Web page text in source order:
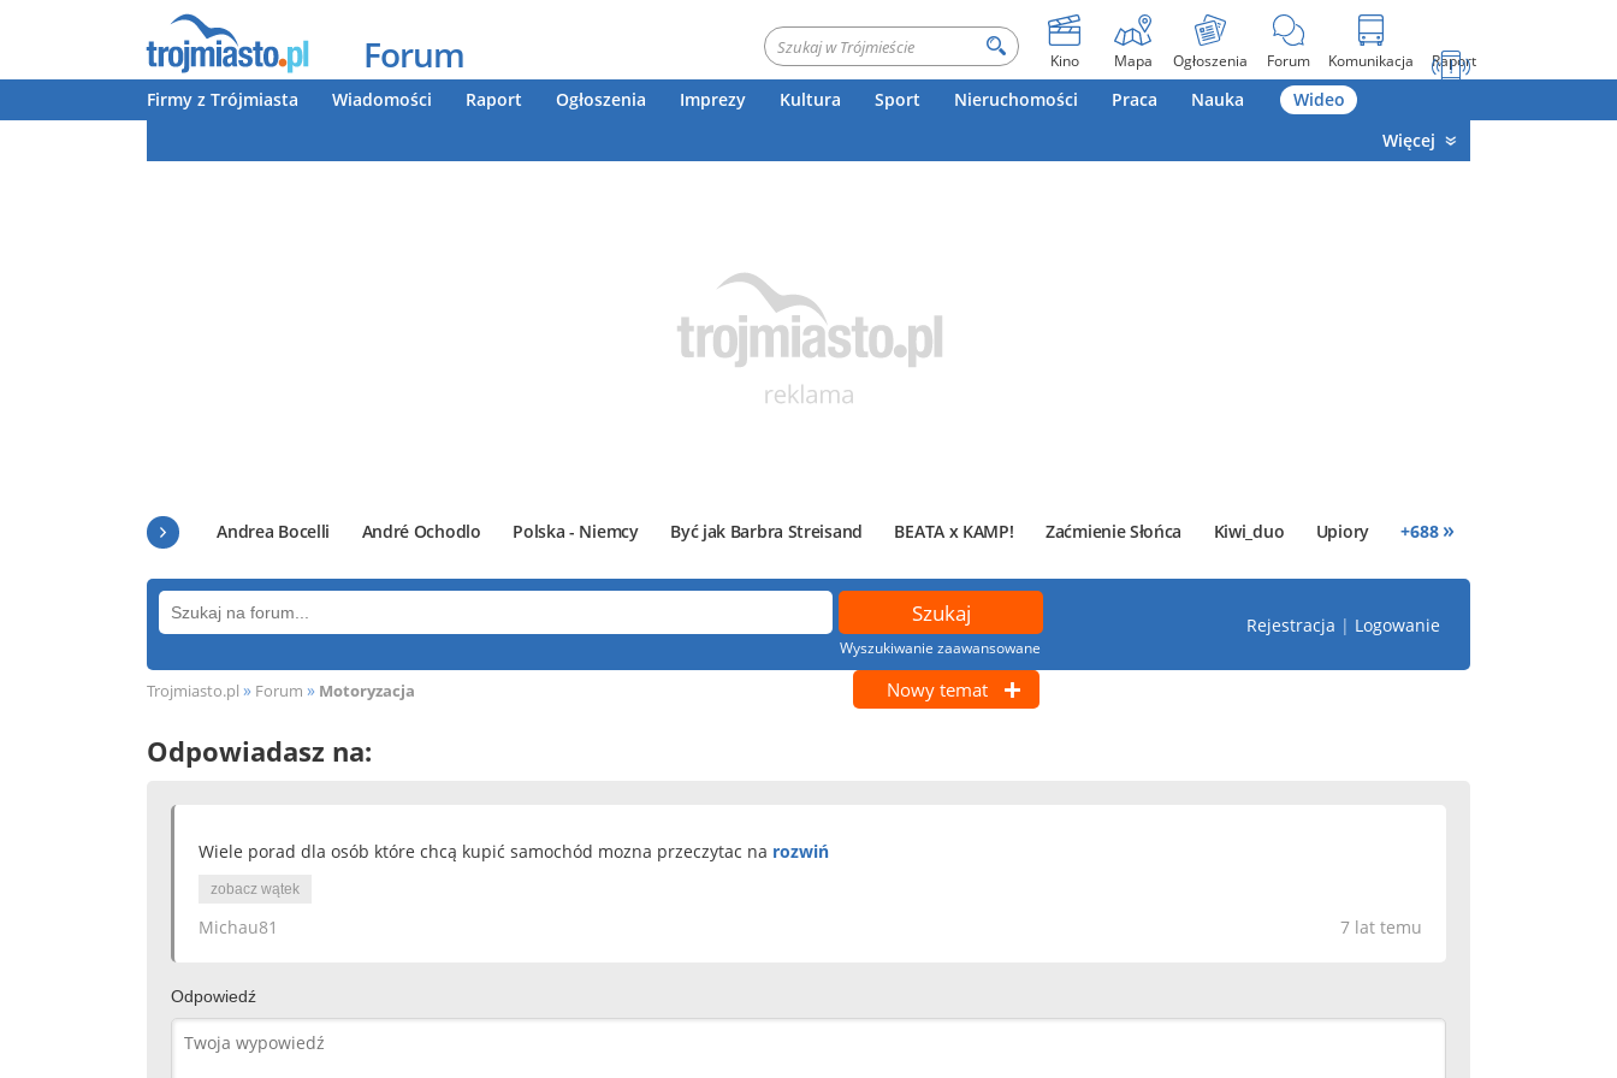
Forum Kino Mapa Ogłoszenia Forum Komunikacja Raport
Firmy z Trójmiasta Wiadomości Raport Ogłoszenia Imprezy Kultura Sport Nieruchomości Praca Nauka
Wideo
Więcej
Andrea Bocelli André Ochodlo Polska - Niemcy Być jak Barbra Streisand BEATA x KAMP! Zaćmienie Słońca Kiwi_duo Upiory +688 »
Wyszukiwanie zaawansowane
Rejestracja | Logowanie
Trojmiasto.pl » Forum » Motoryzacja Nowy temat
Odpowiadasz na:
Wiele porad dla osób które chcą kupić samochód mozna przeczytac na rozwiń
zobacz wątek
7 lat temu
Michau81
Odpowiedź